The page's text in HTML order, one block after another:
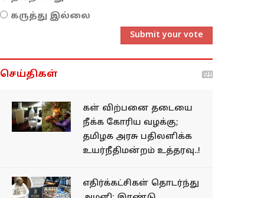
கருத்து இல்லை
Submit your vote
செய்திகள்
கள் விற்பனை தடையை
நீக்க கோரிய வழக்கு;
தமிழக அரசு பதிலளிக்க
உயர்நீதிமன்றம் உத்தரவு..!
எதிர்க்கட்சிகள் தொடர்ந்து